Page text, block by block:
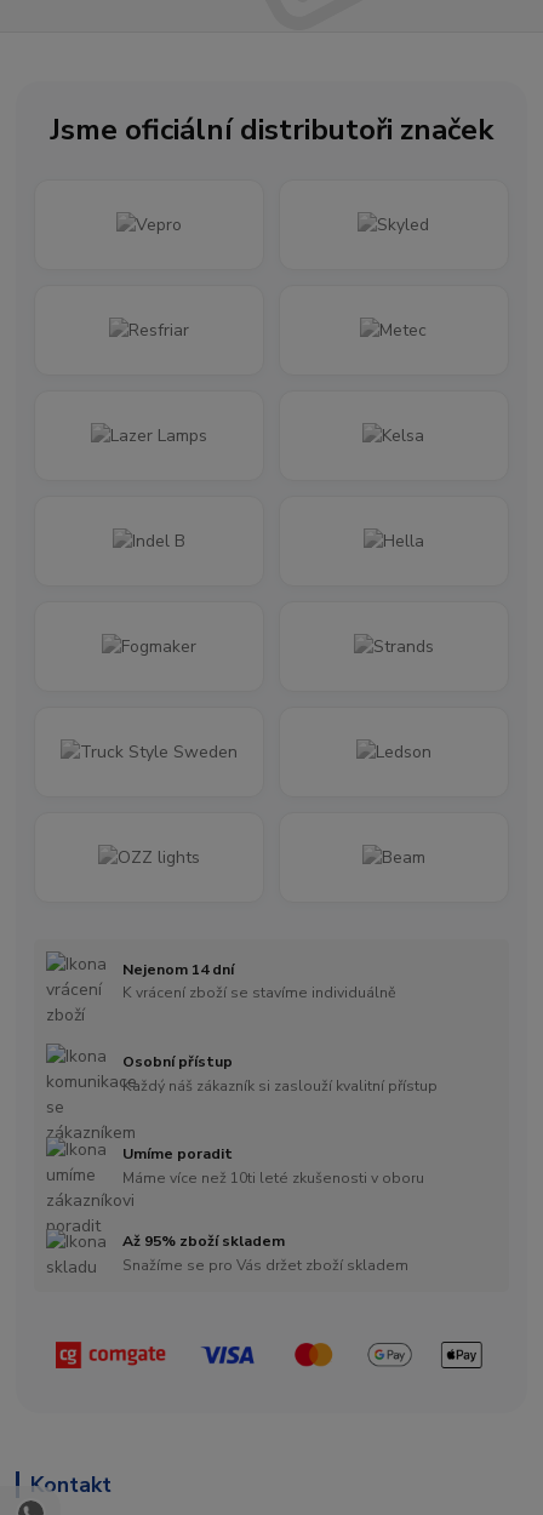
Jsme oficiální distributoři značek
Nejenom 14 dní
K vrácení zboží se stavíme individuálně
Osobní přístup
Každý náš zákazník si zaslouží kvalitní přístup
Umíme poradit
Máme více než 10ti leté zkušenosti v oboru
Až 95% zboží skladem
Snažíme se pro Vás držet zboží skladem
Kontakt